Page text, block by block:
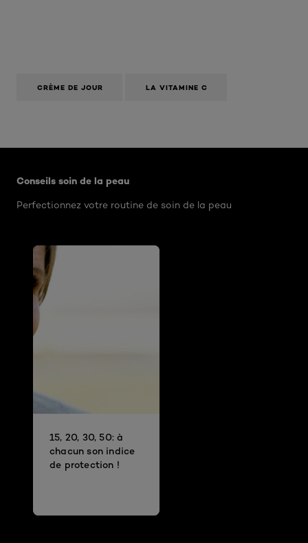
CRÈME DE JOUR LA VITAMINE C
Conseils soin de la peau
Perfectionnez votre routine de soin de la peau
15, 20, 30, 50: à
chacun son indice
de protection !